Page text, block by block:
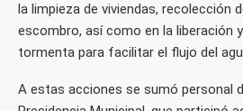
la limpieza de viviendas, recolección
escombro, así como en la liberación
tormenta para facilitar el flujo del
A estas acciones se sumó personal